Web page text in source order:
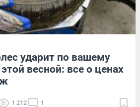
ударит по вашему
весной: все о ценах
1 212 1